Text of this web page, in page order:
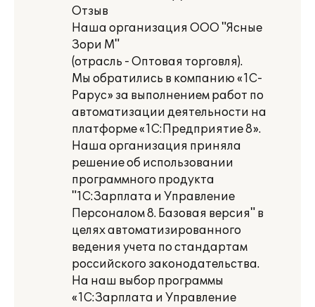
Отзыв
Наша организация ООО "Ясные
Зори М"
(отрасль - Оптовая торговля).
Мы обратились в компанию «1С-
Рарус» за выполнением работ по
автоматизации деятельности на
платформе «1С:Предприятие 8».
Наша организация приняла
решение об использовании
программного продукта
"1С:Зарплата и Управление
Персоналом 8. Базовая версия" в
целях автоматизированного
ведения учета по стандартам
российского законодательства.
На наш выбор программы
«1С:Зарплата и Управление